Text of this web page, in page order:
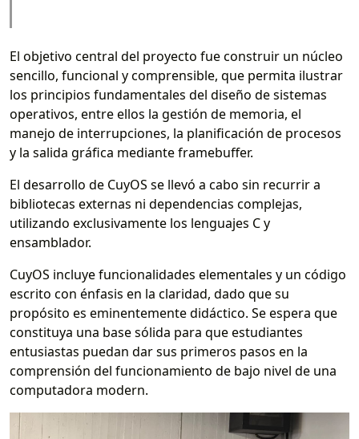
El objetivo central del proyecto fue construir un núcleo
sencillo, funcional y comprensible, que permita ilustrar
los principios fundamentales del diseño de sistemas
operativos, entre ellos la gestión de memoria, el
manejo de interrupciones, la planificación de procesos
y la salida gráfica mediante framebuffer.
El desarrollo de CuyOS se llevó a cabo sin recurrir a
bibliotecas externas ni dependencias complejas,
utilizando exclusivamente los lenguajes C y
ensamblador.
CuyOS incluye funcionalidades elementales y un código
escrito con énfasis en la claridad, dado que su
propósito es eminentemente didáctico. Se espera que
constituya una base sólida para que estudiantes
entusiastas puedan dar sus primeros pasos en la
comprensión del funcionamiento de bajo nivel de una
computadora modern.